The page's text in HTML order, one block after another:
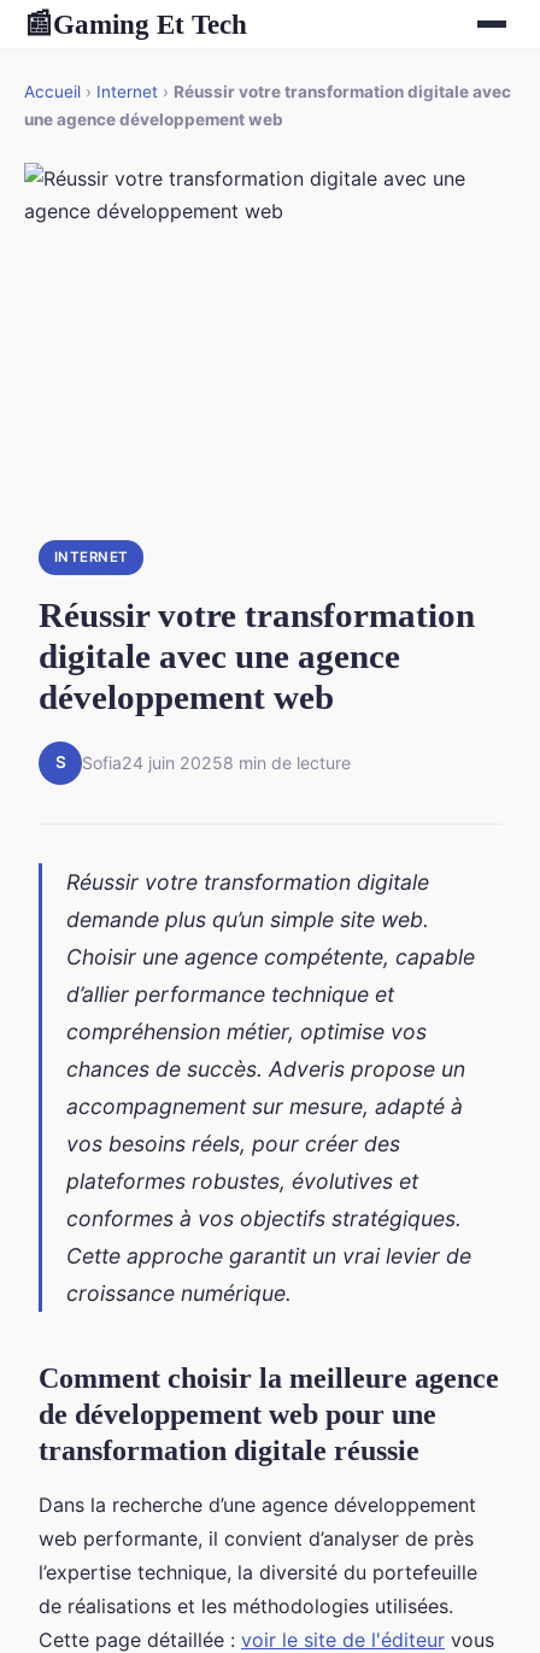
📰Gaming Et Tech
Accueil › Internet › Réussir votre transformation digitale avec
une agence développement web
INTERNET
Réussir votre transformation
digitale avec une agence
développement web
S Sofia24 juin 20258 min de lecture
Réussir votre transformation digitale
demande plus qu’un simple site web.
Choisir une agence compétente, capable
d’allier performance technique et
compréhension métier, optimise vos
chances de succès. Adveris propose un
accompagnement sur mesure, adapté à
vos besoins réels, pour créer des
plateformes robustes, évolutives et
conformes à vos objectifs stratégiques.
Cette approche garantit un vrai levier de
croissance numérique.
Comment choisir la meilleure agence
de développement web pour une
transformation digitale réussie
Dans la recherche d’une agence développement
web performante, il convient d’analyser de près
l’expertise technique, la diversité du portefeuille
de réalisations et les méthodologies utilisées.
Cette page détaillée : voir le site de l'éditeur vous